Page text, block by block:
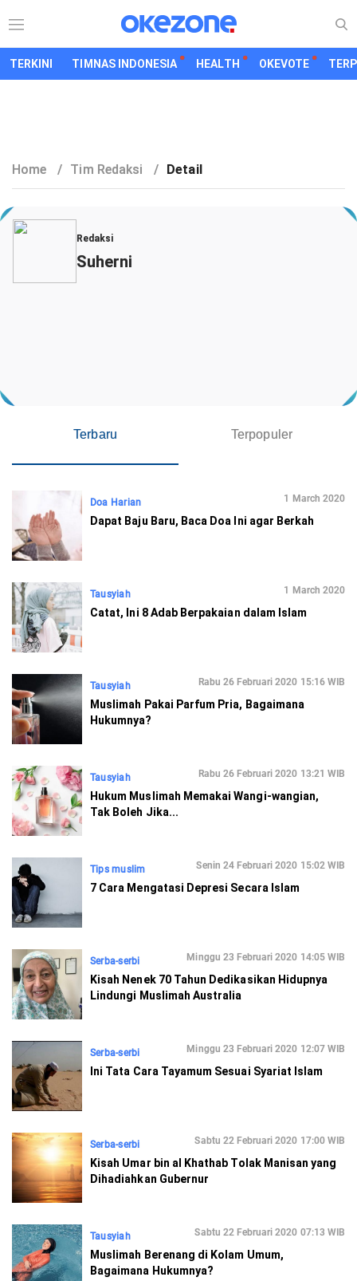
TERKINI TIMNAS INDONESIA HEALTH OKEVOTE
Home / Tim Redaksi / Detail
Redaksi
Suherni
Terbaru Terpopuler
Doa Harian 1 March 2020
Dapat Baju Baru, Baca Doa Ini agar Berkah
Tausyiah 1 March 2020
Catat, Ini 8 Adab Berpakaian dalam Islam
Tausyiah Rabu 26 Februari 2020 15:16 WIB
Muslimah Pakai Parfum Pria, Bagaimana
Hukumnya?
Tausyiah Rabu 26 Februari 2020 13:21 WIB
Hukum Muslimah Memakai Wangi-wangian,
Tak Boleh Jika...
Tips muslim Senin 24 Februari 2020 15:02 WIB
7 Cara Mengatasi Depresi Secara Islam
Serba-serbi Minggu 23 Februari 2020 14:05 WIB
Kisah Nenek 70 Tahun Dedikasikan Hidupnya
Lindungi Muslimah Australia
Serba-serbi Minggu 23 Februari 2020 12:07 WIB
Ini Tata Cara Tayamum Sesuai Syariat Islam
Serba-serbi Sabtu 22 Februari 2020 17:00 WIB
Kisah Umar bin al Khathab Tolak Manisan yang
Dihadiahkan Gubernur
Tausyiah Sabtu 22 Februari 2020 07:13 WIB
Muslimah Berenang di Kolam Umum,
Bagaimana Hukumnya?